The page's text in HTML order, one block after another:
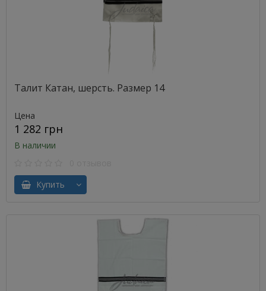
Талит Катан, шерсть. Размер 14
Цена
1 282 грн
В наличии
Купить